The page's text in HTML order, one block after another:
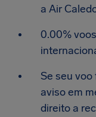
a Air
0.00%
Se seu
aviso em
direito a